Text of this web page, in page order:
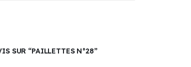
SUR “PAILLETTES N°28”